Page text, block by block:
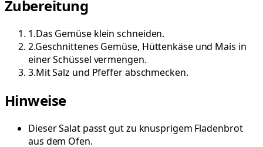
Zubereitung
1.Das Gemüse klein schneiden.
2.Geschnittenes Gemüse, Hüttenkäse und Mais in
einer Schüssel vermengen.
3.Mit Salz und Pfeffer abschmecken.
Hinweise
Dieser Salat passt gut zu knusprigem Fladenbrot
aus dem Ofen.